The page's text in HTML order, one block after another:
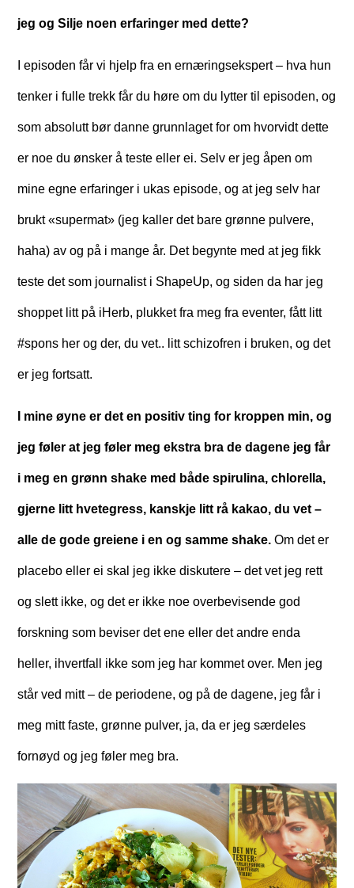
jeg og Silje noen erfaringer med dette?
I episoden får vi hjelp fra en ernæringsekspert – hva hun
tenker i fulle trekk får du høre om du lytter til episoden, og
som absolutt bør danne grunnlaget for om hvorvidt dette
er noe du ønsker å teste eller ei. Selv er jeg åpen om
mine egne erfaringer i ukas episode, og at jeg selv har
brukt «supermat» (jeg kaller det bare grønne pulvere,
haha) av og på i mange år. Det begynte med at jeg fikk
teste det som journalist i ShapeUp, og siden da har jeg
shoppet litt på iHerb, plukket fra meg fra eventer, fått litt
#spons her og der, du vet.. litt schizofren i bruken, og det
er jeg fortsatt.
I mine øyne er det en positiv ting for kroppen min, og
jeg føler at jeg føler meg ekstra bra de dagene jeg får
i meg en grønn shake med både spirulina, chlorella,
gjerne litt hvetegress, kanskje litt rå kakao, du vet –
alle de gode greiene i en og samme shake. Om det er
placebo eller ei skal jeg ikke diskutere – det vet jeg rett
og slett ikke, og det er ikke noe overbevisende god
forskning som beviser det ene eller det andre enda
heller, ihvertfall ikke som jeg har kommet over. Men jeg
står ved mitt – de periodene, og på de dagene, jeg får i
meg mitt faste, grønne pulver, ja, da er jeg særdeles
fornøyd og jeg føler meg bra.